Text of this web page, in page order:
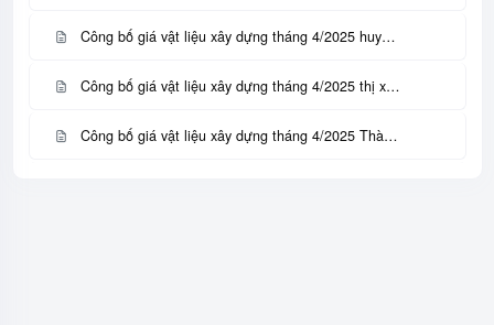
Công bố giá vật liệu xây dựng tháng 4/2025 huyện Hiệp Hòa - tỉnh Bắc Giang
Công bố giá vật liệu xây dựng tháng 4/2025 thị xã Việt Yên - tỉnh Bắc Giang
Công bố giá vật liệu xây dựng tháng 4/2025 Thành phố Bắc Giang